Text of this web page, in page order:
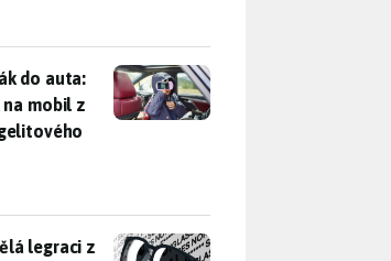
do auta: Udělejte si držák na mobil z
do auta:
mobil z
legraci z Mety. Nabízí sluneční brýle, které
legraci z